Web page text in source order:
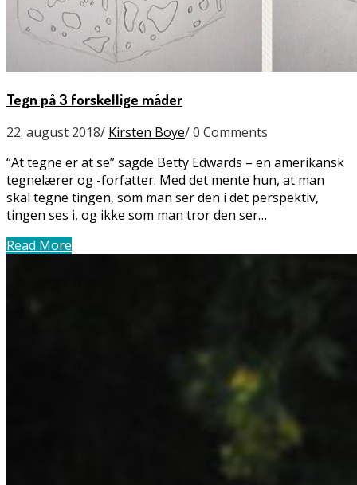
Tegn på 3 forskellige måder
22. august 2018/ Kirsten Boye/0 Comments
“At tegne er at se” sagde Betty Edwards – en amerikansk
tegnelærer og -forfatter. Med det mente hun, at man
skal tegne tingen, som man ser den i det perspektiv,
tingen ses i, og ikke som man tror den ser…
Read More